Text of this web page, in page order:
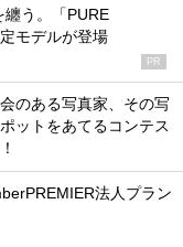
纏う。「PURE
モデルが登場
PR
のある写真家、その写
ットをあてるコンテス
法人プラン